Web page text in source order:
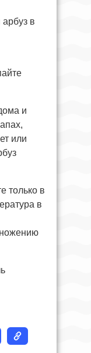
в
и
или
только в
в